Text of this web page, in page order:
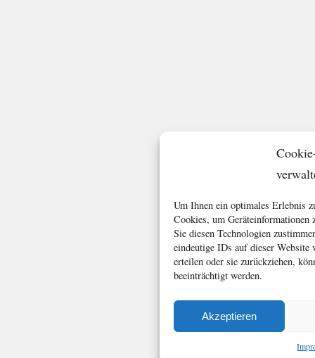
Um Ihnen ein optimales Erlebnis
Cookies, um Geräteinformationen
Sie diesen Technologien
eindeutige IDs auf dieser
erteilen oder sie zurückziehen,
beeinträchtigt werden.
Akzeptieren